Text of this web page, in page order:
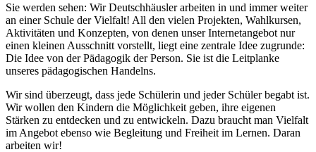
Sie werden sehen: Wir Deutschhäusler arbeiten in und immer weiter
an einer Schule der Vielfalt! All den vielen Projekten, Wahlkursen,
Aktivitäten und Konzepten, von denen unser Internetangebot nur
einen kleinen Ausschnitt vorstellt, liegt eine zentrale Idee zugrunde:
Die Idee von der Pädagogik der Person. Sie ist die Leitplanke
unseres pädagogischen Handelns.
Wir sind überzeugt, dass jede Schülerin und jeder Schüler begabt ist.
Wir wollen den Kindern die Möglichkeit geben, ihre eigenen
Stärken zu entdecken und zu entwickeln. Dazu braucht man Vielfalt
im Angebot ebenso wie Begleitung und Freiheit im Lernen. Daran
arbeiten wir!